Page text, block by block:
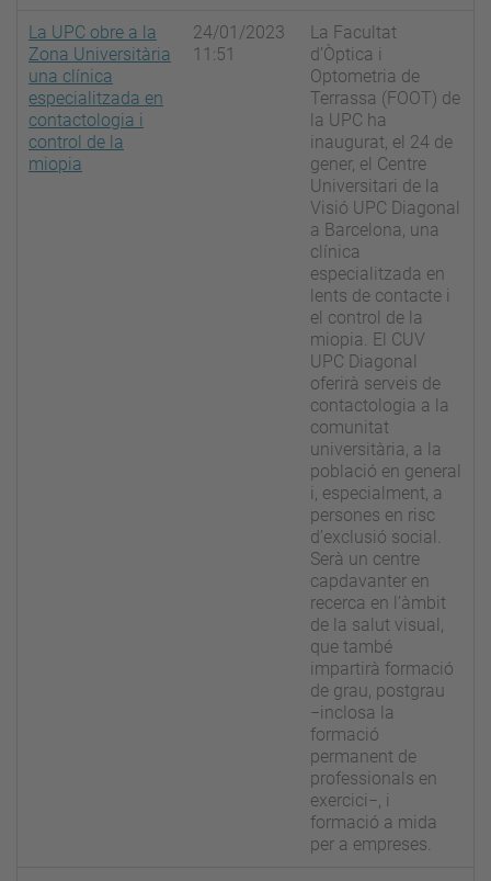
La UPC obre a la
Zona Universitària
una clínica
especialitzada en
contactologia i
control de la
miopia
24/01/2023
11:51
La Facultat
d’Òptica i
Optometria de
Terrassa (FOOT) de
la UPC ha
inaugurat, el 24 de
gener, el Centre
Universitari de la
Visió UPC Diagonal
a Barcelona, una
clínica
especialitzada en
lents de contacte i
el control de la
miopia. El CUV
UPC Diagonal
oferirà serveis de
contactologia a la
comunitat
universitària, a la
població en general
i, especialment, a
persones en risc
d’exclusió social.
Serà un centre
capdavanter en
recerca en l’àmbit
de la salut visual,
que també
impartirà formació
de grau, postgrau
−inclosa la
formació
permanent de
professionals en
exercici−, i
formació a mida
per a empreses.